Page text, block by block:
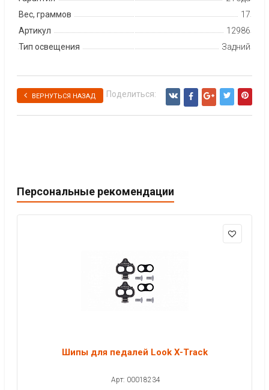
Вес, граммов
17
Артикул
12986
Тип освещения
Задний
ВЕРНУТЬСЯ НАЗАД Поделиться:
Персональные рекомендации
Шипы для педалей Look X-Track
Арт: 00018234